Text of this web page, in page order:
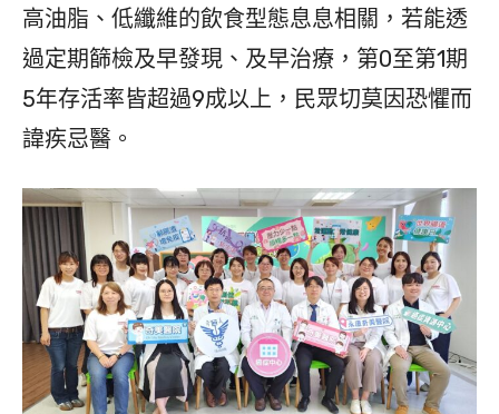
高油脂、低纖維的飲食型態息息相關，若能透
過定期篩檢及早發現、及早治療，第0至第1期
5年存活率皆超過9成以上，民眾切莫因恐懼而
諱疾忌醫。